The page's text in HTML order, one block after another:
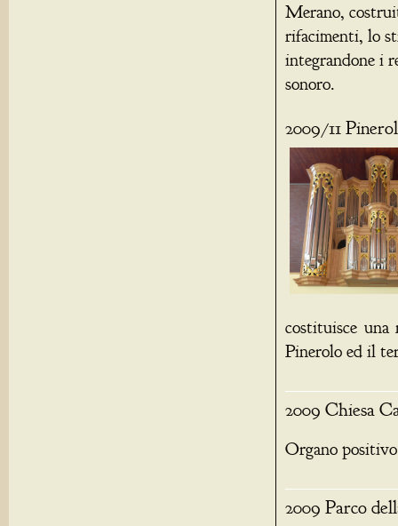
Merano,
rifacimenti, lo
integrandone i
sonoro.
2009/11
costituisce
Pinerolo ed il
2009 Chiesa
Organo positivo
2009 Parco